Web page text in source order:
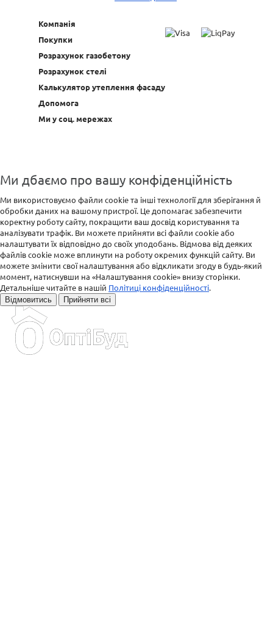
Компанія
Покупки
Розрахунок газобетону
Розрахунок стелі
Калькулятор утеплення фасаду
Допомога
Ми у соц. мережах
Ми дбаємо про вашу конфіденційність
Ми використовуємо файли cookie та інші технології для зберігання й
обробки даних на вашому пристрої. Це допомагає забезпечити
коректну роботу сайту, покращити ваш досвід користування та
аналізувати трафік. Ви можете прийняти всі файли cookie або
налаштувати їх відповідно до своїх уподобань. Відмова від деяких
файлів cookie може вплинути на роботу окремих функцій сайту. Ви
можете змінити свої налаштування або відкликати згоду в будь-який
момент, натиснувши на «Налаштування cookie» внизу сторінки.
Детальніше читайте в нашій Політиці конфіденційності.
Відмовитись Прийняти всі